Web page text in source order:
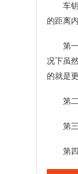
车
的距离
第
况下虽
的就是
第
第
第